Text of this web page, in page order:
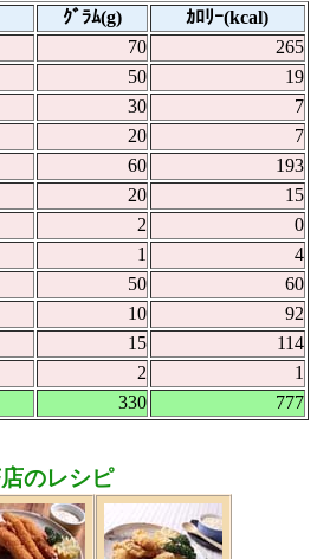
ｸﾞﾗﾑ(g)
ｶﾛﾘｰ(kcal)
70
265
50
19
30
7
20
7
60
193
20
15
2
0
1
4
50
60
10
92
15
114
2
1
330 777
のレシピ